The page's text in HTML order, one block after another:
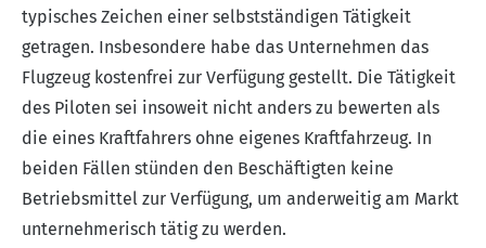
typisches Zeichen einer selbstständigen Tätigkeit
getragen. Insbesondere habe das Unternehmen das
Flugzeug kostenfrei zur Verfügung gestellt. Die Tätigkeit
des Piloten sei insoweit nicht anders zu bewerten als
die eines Kraftfahrers ohne eigenes Kraftfahrzeug. In
beiden Fällen stünden den Beschäftigten keine
Betriebsmittel zur Verfügung, um anderweitig am Markt
unternehmerisch tätig zu werden.